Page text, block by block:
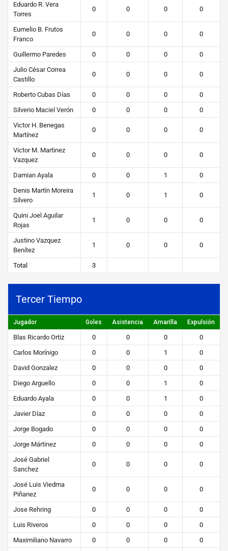
content/uploads/2019/04/STEIBI-
WEB-
2.png
Eduardo R. Vera
Torres
0 0 0 0
Eumelio B. Frutos
Franco
0 0 0 0
Guillermo Paredes 0 0 0
0
Julio César Correa
Castillo
0 0 0 0
Roberto Cubas Días 0 0 0
0
Silverio Maciel Verón
0 0 0
0
Victor H. Benegas
Martínez
0 0 0 0
Victor M. Martinez
Vazquez
0 0 0 0
Damian Ayala 0 0 1
0
Denis Martín Moreira
Silvero
1 0 1 0
Quini Joel Aguilar
Rojas
1 0 0 0
Justino Vazquez
Benítez
1 0 0 0
Total 3
Tercer Tiempo
Jugador Goles Asistencia Amarilla Expulsión
Blas Ricardo Ortiz 0 0 0
0
Carlos Morínigo
0 0 1
0
David Gonzalez
0 0 0
0
Diego Arguello
0 0 1
0
Eduardo Ayala
0 0 1
0
Javier Díaz
0 0 0
0
Jorge Bogado
0 0 0
0
Jorge Mártinez
0 0 0
0
José Gabriel
Sanchez
0 0 0 0
José Luis Viedma
Piñanez
0 0 0 0
Jose Rehring 0 0 0
0
Luis Riveros
0 0 0
0
Maximiliano Navarro
0 0 0
0